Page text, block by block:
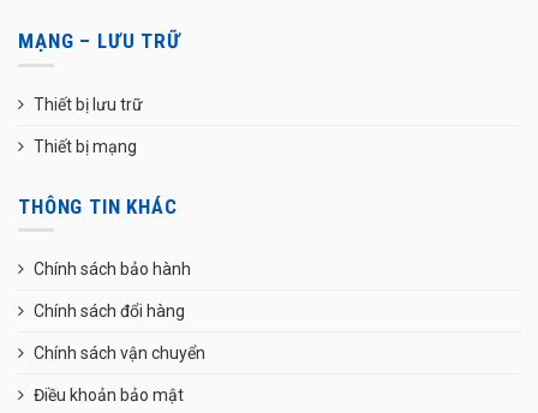
MẠNG – LƯU TRỮ
Thiết bị lưu trữ
Thiết bị mạng
THÔNG TIN KHÁC
Chính sách bảo hành
Chính sách đổi hàng
Chính sách vận chuyển
Điều khoản bảo mật